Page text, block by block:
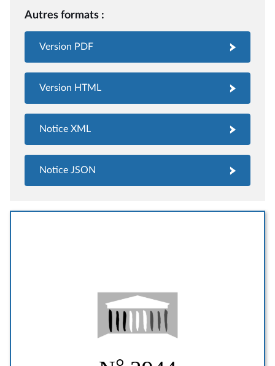
Autres formats :
Version PDF
Version HTML
Notice XML
Notice JSON